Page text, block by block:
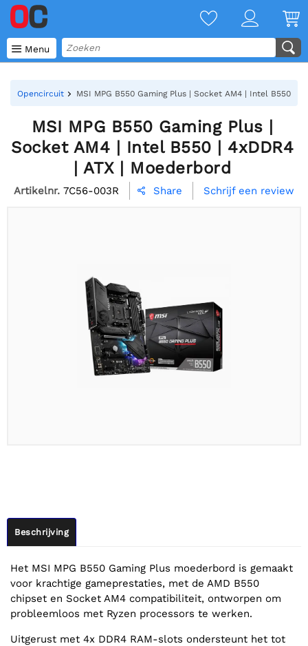
 Menu
Opencircuit MSI MPG B550 Gaming Plus | Socket AM4 | Intel B550 |
MSI MPG B550 Gaming Plus |
Socket AM4 | Intel B550 | 4xDDR4
| ATX | Moederbord
Artikelnr. 7C56-003R  Share Schrijf een review
Beschrijving
Het MSI MPG B550 Gaming Plus moederbord is gemaakt
voor krachtige gameprestaties, met de AMD B550
chipset en Socket AM4 compatibiliteit, ontworpen om
probleemloos met Ryzen processors te werken.
Uitgerust met 4x DDR4 RAM-slots ondersteunt het tot